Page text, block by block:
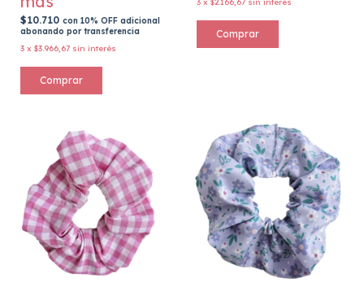
$10.710 con 10% OFF adicional
abonando por transferencia
3 x $3.966,67 sin interés